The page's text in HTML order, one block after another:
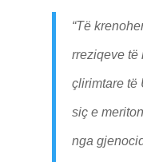
“Të
rreziqeve të
çlirimtare të
siç e
nga